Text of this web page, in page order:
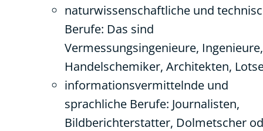
naturwissenschaftliche und
Berufe: Das sind
Vermessungsingenieure, Ingenieure,
Handelschemiker, Architekten,
informationsvermittelnde und
sprachliche Berufe: Journalisten,
Bildberichterstatter, Dolmetscher